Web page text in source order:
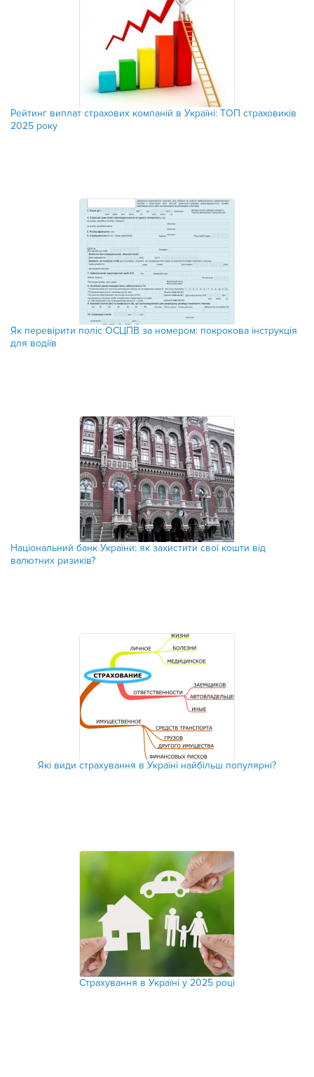
Рейтинг виплат страхових компаній в Україні: ТОП страховиків
2025 року
Як перевірити поліс ОСЦПВ за номером: покрокова інструкція
для водіїв
Національний банк України: як захистити свої кошти від
валютних ризиків?
Які види страхування в Україні найбільш популярні?
Страхування в Україні у 2025 році